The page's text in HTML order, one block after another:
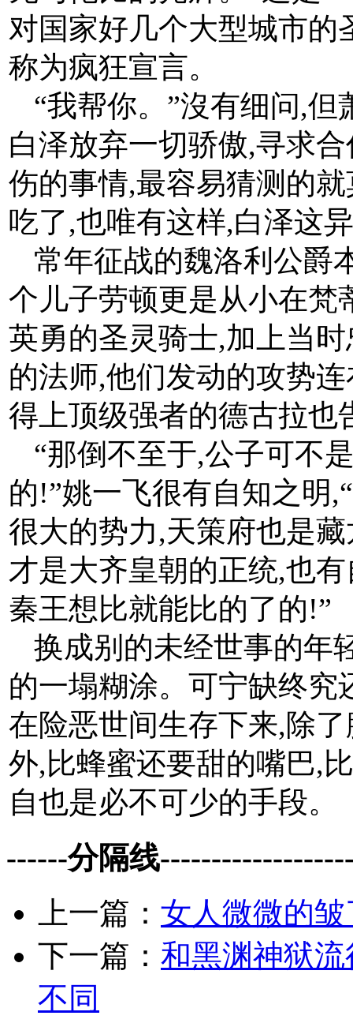
对国家好几个大型城市的
称为疯狂宣言。
“我帮你。”沒有细问,
白泽放弃一切骄傲,寻求
伤的事情,最容易猜测的
吃了,也唯有这样,白泽这
常年征战的魏洛利公爵
个儿子劳顿更是从小在梵
英勇的圣灵骑士,加上当
的法师,他们发动的攻势
得上顶级强者的德古拉也
“那倒不至于,公子可不
的!”姚一飞很有自知之明
很大的势力,天策府也是
才是大齐皇朝的正统,也
秦王想比就能比的了的!”
换成别的未经世事的年
的一塌糊涂。可宁缺终究
在险恶世间生存下来,除
外,比蜂蜜还要甜的嘴巴,
自也是必不可少的手段。
------分隔线
上一篇： 女人微微的
下一篇： 和黑渊神狱
不同